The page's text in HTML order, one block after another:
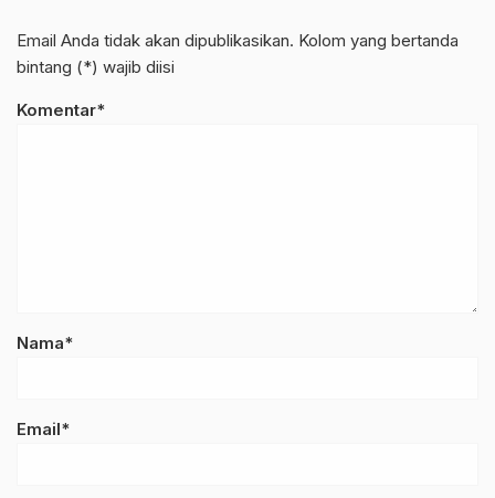
Email Anda tidak akan dipublikasikan. Kolom yang bertanda
bintang (*) wajib diisi
Komentar*
Nama*
Email*